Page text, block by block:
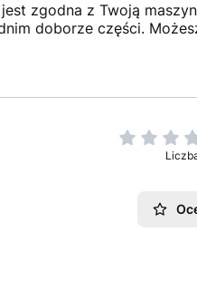
zgodna z Twoją
doborze części.